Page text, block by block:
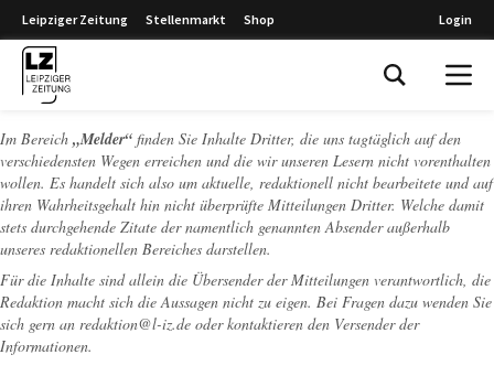
Leipziger Zeitung Stellenmarkt Shop Login
Im Bereich „Melder“ finden Sie Inhalte Dritter, die uns tagtäglich auf den
verschiedensten Wegen erreichen und die wir unseren Lesern nicht vorenthalten
wollen. Es handelt sich also um aktuelle, redaktionell nicht bearbeitete und auf
ihren Wahrheitsgehalt hin nicht überprüfte Mitteilungen Dritter. Welche damit
stets durchgehende Zitate der namentlich genannten Absender außerhalb
unseres redaktionellen Bereiches darstellen.
Für die Inhalte sind allein die Übersender der Mitteilungen verantwortlich, die
Redaktion macht sich die Aussagen nicht zu eigen. Bei Fragen dazu wenden Sie
sich gern an redaktion@l-iz.de oder kontaktieren den Versender der
Informationen.